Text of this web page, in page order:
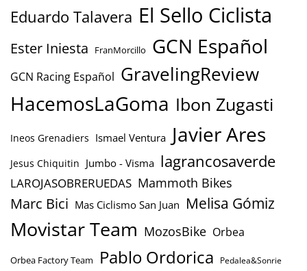
Eduardo Talavera El Sello Ciclista
Ester Iniesta FranMorcillo GCN Español
GCN Racing Español GravelingReview
HacemosLaGoma Ibon Zugasti
Ineos Grenadiers Ismael Ventura Javier Ares
Jesus Chiquitin Jumbo - Visma lagrancosaverde
LAROJASOBRERUEDAS Mammoth Bikes
Marc Bici Mas Ciclismo San Juan Melisa Gómiz
Movistar Team MozosBike Orbea
Orbea Factory Team Pablo Ordorica Pedalea&Sonrie